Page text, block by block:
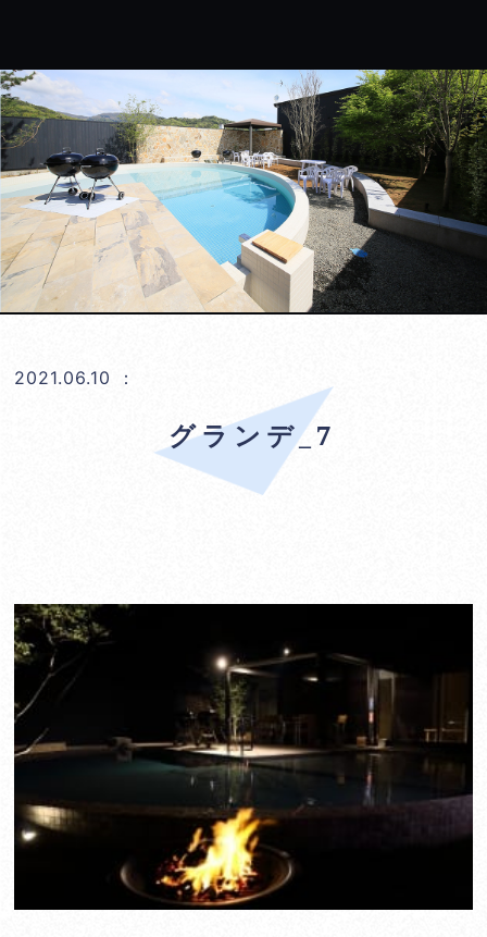
2021.06.10 ：
グランデ_7